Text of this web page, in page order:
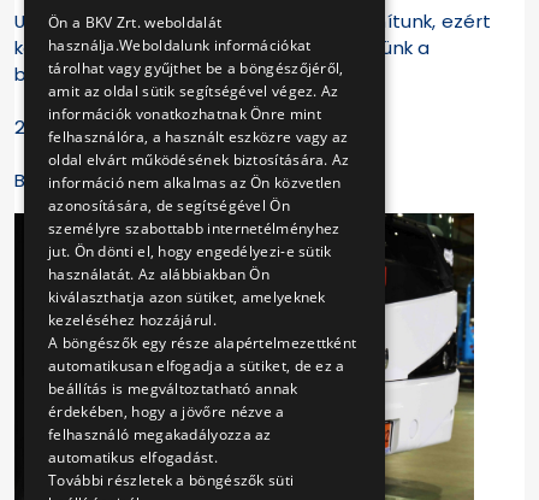
Utasaink véleményére továbbra is számítunk, ezért
kérjük, tapasztalataikat osszák meg velünk a
bkv@bkv.hu e-mail címen.
2023. március 6.
BKV Zrt.
Ön a BKV Zrt. weboldalát
használja.Weboldalunk információkat
tárolhat vagy gyűjthet be a böngészőjéről,
amit az oldal sütik segítségével végez. Az
információk vonatkozhatnak Önre mint
felhasználóra, a használt eszközre vagy az
oldal elvárt működésének biztosítására. Az
információ nem alkalmas az Ön közvetlen
azonosítására, de segítségével Ön
személyre szabottabb internetélményhez
jut. Ön dönti el, hogy engedélyezi-e sütik
használatát. Az alábbiakban Ön
kiválaszthatja azon sütiket, amelyeknek
kezeléséhez hozzájárul.
A böngészők egy része alapértelmezettként
automatikusan elfogadja a sütiket, de ez a
beállítás is megváltoztatható annak
érdekében, hogy a jövőre nézve a
felhasználó megakadályozza az
automatikus elfogadást.
További részletek a böngészők süti